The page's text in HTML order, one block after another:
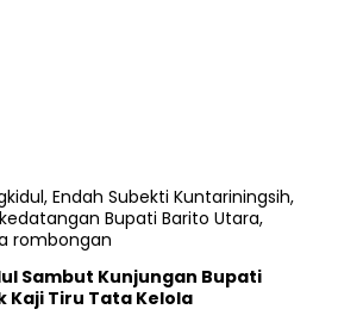
Sambut Kunjungan Bupati
Kaji Tiru Tata Kelola